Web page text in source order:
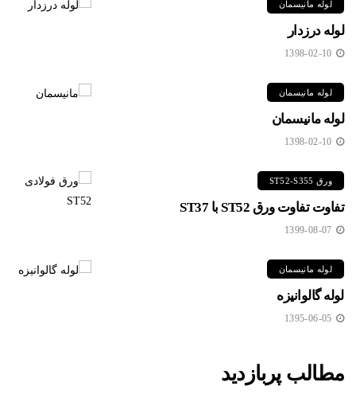
لوله مانیسمان
لوله درزدار
1398-02-10
لوله مانیسمان
لوله مانیسمان
1398-02-10
ورق ST52-S355
تفاوت تفاوت ورق ST52 با ST37
1399-08-07
لوله مانیسمان
لوله گالوانیزه
1395-06-05
مطالب پربازدید